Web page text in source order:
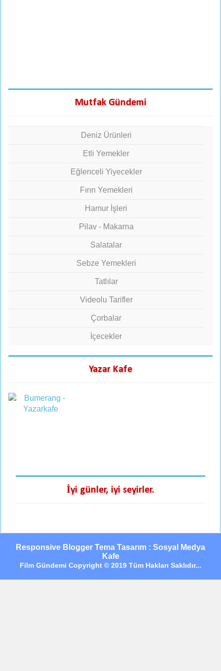
Mutfak Gündemi
Deniz Ürünleri
Etli Yemekler
Eğlenceli Yiyecekler
Fırın Yemekleri
Hamur İşleri
Pilav - Makarna
Salatalar
Sebze Yemekleri
Tatlılar
Videolu Tarifler
Çorbalar
İçecekler
Yazar Kafe
İyi günler, iyi seyirler.
Responsive Blogger Tema Tasarım : Sosyal Medya
Kafe
Film Gündemi Copyright © 2019 Tüm Hakları Saklıdır...